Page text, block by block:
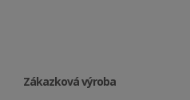
Zákazková výroba